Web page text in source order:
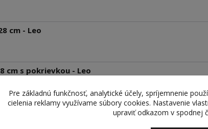
cm - Leo
cm s pokrievkou - Leo
Pre základnú funkčnosť, analytické účely, spríjemnenie
cielenia reklamy využívame súbory cookies. Nastavenie
upraviť odkazom v spodnej